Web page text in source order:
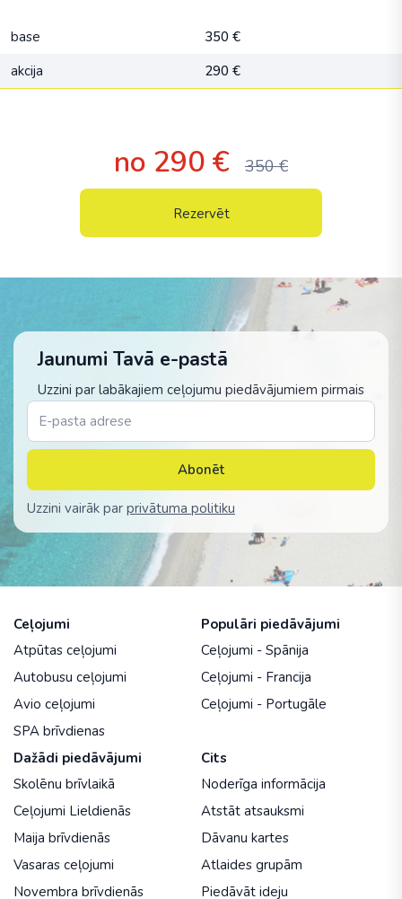
base
350 €
akcija
290 €
no 290 € 350 €
Rezervēt
Jaunumi Tavā e-pastā
Uzzini par labākajiem ceļojumu piedāvājumiem pirmais
Abonēt
Uzzini vairāk par privātuma politiku
Ceļojumi
Atpūtas ceļojumi
Autobusu ceļojumi
Avio ceļojumi
SPA brīvdienas
Populāri piedāvājumi
Ceļojumi - Spānija
Ceļojumi - Francija
Ceļojumi - Portugāle
Dažādi piedāvājumi
Skolēnu brīvlaikā
Ceļojumi Lieldienās
Maija brīvdienās
Vasaras ceļojumi
Novembra brīvdienās
Cits
Noderīga informācija
Atstāt atsauksmi
Dāvanu kartes
Atlaides grupām
Piedāvāt ideju